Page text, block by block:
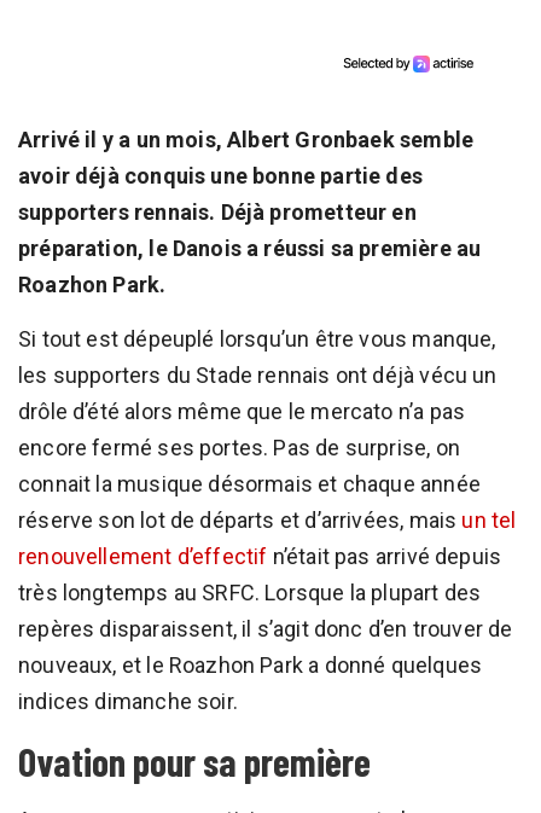
Arrivé il y a un mois, Albert Gronbaek semble
avoir déjà conquis une bonne partie des
supporters rennais. Déjà prometteur en
préparation, le Danois a réussi sa première au
Roazhon Park.
Si tout est dépeuplé lorsqu’un être vous manque,
les supporters du Stade rennais ont déjà vécu un
drôle d’été alors même que le mercato n’a pas
encore fermé ses portes. Pas de surprise, on
connait la musique désormais et chaque année
réserve son lot de départs et d’arrivées, mais un tel
renouvellement d’effectif n’était pas arrivé depuis
très longtemps au SRFC. Lorsque la plupart des
repères disparaissent, il s’agit donc d’en trouver de
nouveaux, et le Roazhon Park a donné quelques
indices dimanche soir.
Ovation pour sa première